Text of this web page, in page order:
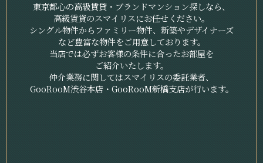
東京都心の高級賃貸・ブランドマンション探しなら、
高級賃貸のスマイリスにお任せください。
シングル物件からファミリー物件、新築やデザイナーズ
など豊富な物件をご用意しております。
当店では必ずお客様の条件に合ったお部屋を
ご紹介いたします。
仲介業務に関してはスマイリスの委託業者、
GooRooM渋谷本店・GooRooM新橋支店が行います。